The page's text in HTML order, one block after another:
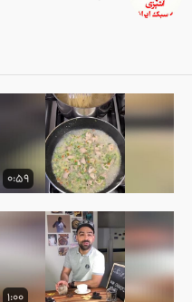
0:59
1:00